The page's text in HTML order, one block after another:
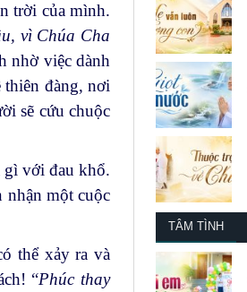
trời của mình.
vì Chúa Cha
nhờ việc dành
thiên đàng, nơi
sẽ cứu chuộc
gì với đau khổ.
nhận một cuộc
thể xảy ra và
“Phúc thay
TÂM TÌNH